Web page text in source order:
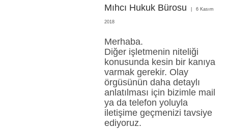
Mıhcı Hukuk Bürosu 6 Kasım
2018
Merhaba.
Diğer işletmenin niteliği
konusunda kesin bir kanıya
varmak gerekir. Olay
örgüsünün daha detaylı
anlatılması için bizimle mail
ya da telefon yoluyla
iletişime geçmenizi tavsiye
ediyoruz.